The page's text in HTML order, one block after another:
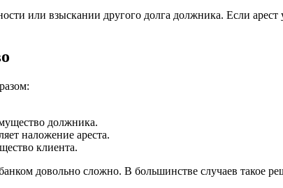
или взыскании другого долга должника. Если
должника.
наложение ареста.
клиента.
довольно сложно. В большинстве случаев такое